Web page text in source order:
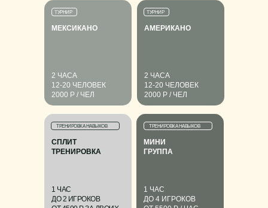
1 ЧАС
ДО 4 ИГРОКОВ
МИНИ
ГРУППА
ТРЕНИРОВКА НАВЫКОВ
2 ЧАСА
12-20 ЧЕЛОВЕК
2000 Р / ЧЕЛ
МЕКСИКАНО
ТУРНИР
2 ЧАСА
12-20 ЧЕЛОВЕК
2000 Р / ЧЕЛ
АМЕРИКАНО
ТУРНИР
1 ЧАС
ДО 2 ИГРОКОВ
СПЛИТ
ТРЕНИРОВКА
ТРЕНИРОВКА НАВЫКОВ